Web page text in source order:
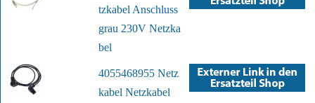
tzkabel Anschluss
grau 230V Netzka
bel
4055468955 Netz
kabel Netzkabel